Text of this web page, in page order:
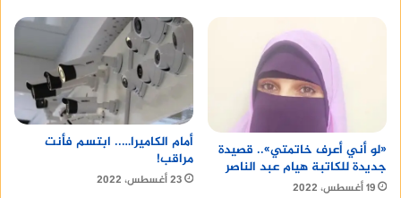
«لو أني أعرف خاتمتي».. قصيدة
جديدة للكاتبة هيام عبد الناصر
19 أغسطس، 2022
أمام الكاميرا….. ابتسم فأنت
مراقب!
23 أغسطس، 2022